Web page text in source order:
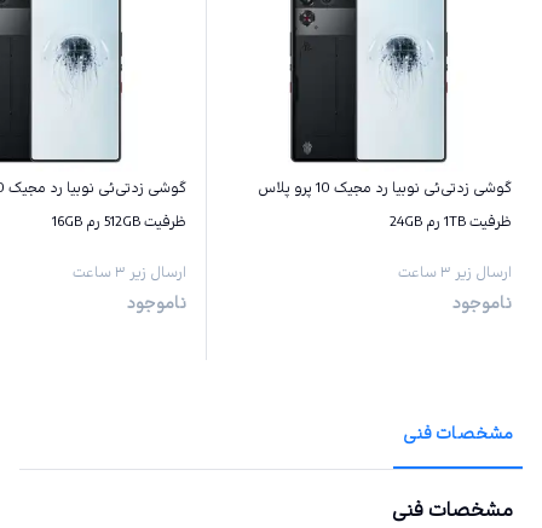
گوشی زد‌تی‌ئی نوبیا رد مجیک 10 پرو پلاس
ظرفیت 1TB رم 24GB
ارسال زیر ۳ ساعت
ناموجود
ظرفیت 512GB رم 16GB
ارسال زیر ۳ ساعت
ناموجود
مشخصات فنی
مشخصات فنی